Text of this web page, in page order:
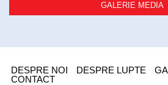
GALERIE MEDIA
DESPRE NOI DESPRE LUPTE
CONTACT